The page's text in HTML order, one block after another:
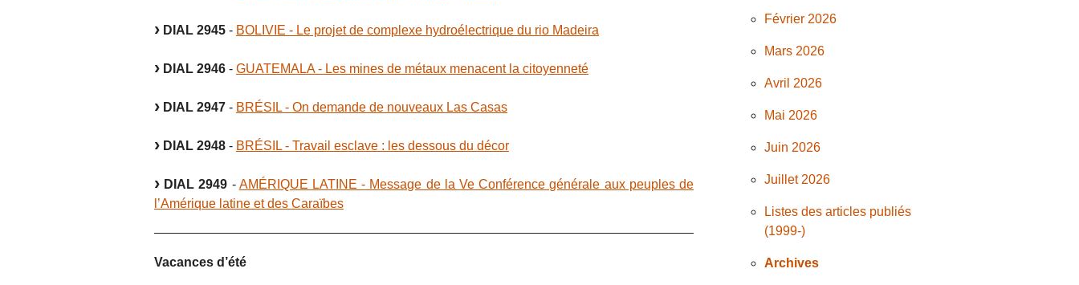
DIAL 2945 - BOLIVIE - Le projet de complexe hydroélectrique du rio Madeira
DIAL 2946 - GUATEMALA - Les mines de métaux menacent la citoyenneté
DIAL 2947 - BRÉSIL - On demande de nouveaux Las Casas
DIAL 2948 - BRÉSIL - Travail esclave : les dessous du décor
DIAL 2949 - AMÉRIQUE LATINE - Message de la Ve Conférence générale aux peuples de
l’Amérique latine et des Caraïbes
Vacances d’été
Février 2026
Mars 2026
Avril 2026
Mai 2026
Juin 2026
Juillet 2026
Listes des articles publiés
(1999-)
Archives